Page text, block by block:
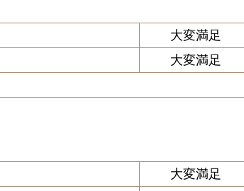
大変満足
大変満足
大変満足